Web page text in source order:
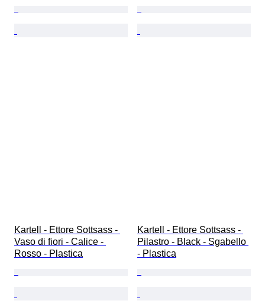
Kartell - Ettore Sottsass -
Vaso di fiori - Calice -
Rosso - Plastica
Kartell - Ettore Sottsass -
Pilastro - Black - Sgabello
- Plastica